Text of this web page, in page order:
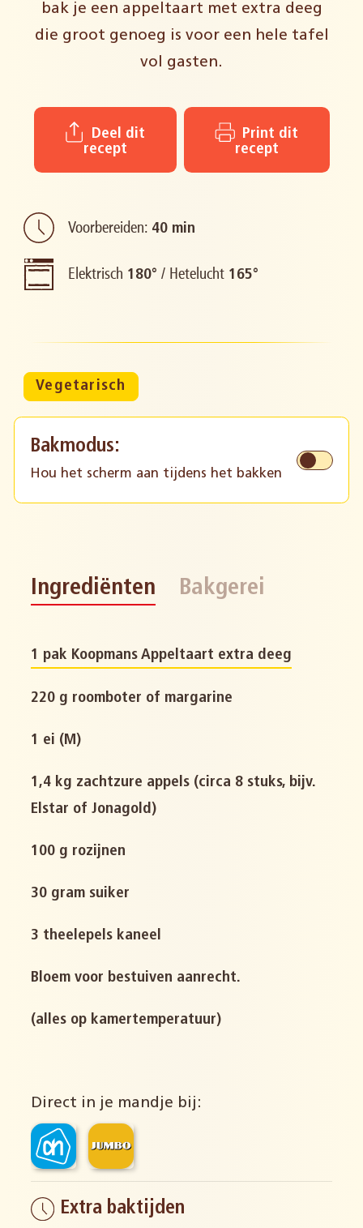
bak je een appeltaart met extra deeg
die groot genoeg is voor een hele tafel
vol gasten.
recept
recept
Voorbereiden: 40 min
Elektrisch 180° / Hetelucht 165°
Vegetarisch
Bakmodus:
Hou het scherm aan tijdens het bakken
Ingrediënten Bakgerei
1 pak Koopmans Appeltaart extra deeg
220 g roomboter of margarine
1 ei (M)
1,4 kg zachtzure appels (circa 8 stuks, bijv.
Elstar of Jonagold)
100 g rozijnen
30 gram suiker
3 theelepels kaneel
Bloem voor bestuiven aanrecht.
(alles op kamertemperatuur)
Direct in je mandje bij:
Extra baktijden